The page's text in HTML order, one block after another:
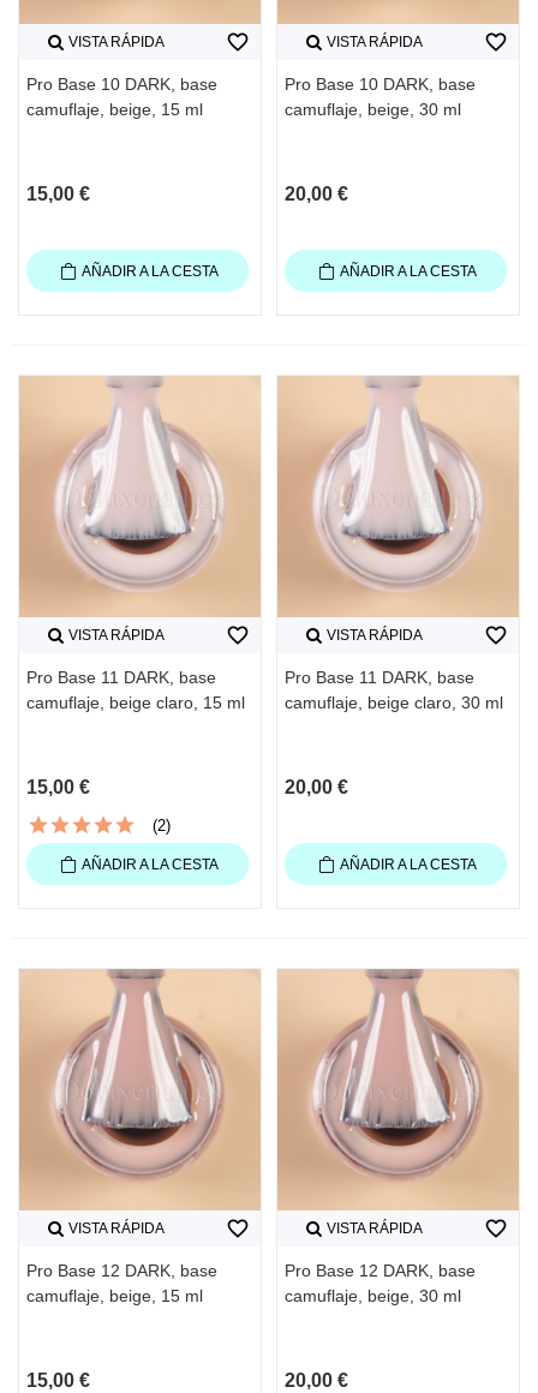
VISTA RÁPIDA
Pro Base 10 DARK, base
camuflaje, beige, 15 ml
15,00 €
favorite_border
AÑADIR A LA CESTA
VISTA RÁPIDA
Pro Base 10 DARK, base
camuflaje, beige, 30 ml
20,00 €
favorite_border
AÑADIR A LA CESTA
VISTA RÁPIDA
Pro Base 11 DARK, base
camuflaje, beige claro, 15 ml
15,00 €
(2)
favorite_border
AÑADIR A LA CESTA
VISTA RÁPIDA
Pro Base 11 DARK, base
camuflaje, beige claro, 30 ml
20,00 €
favorite_border
AÑADIR A LA CESTA
VISTA RÁPIDA
Pro Base 12 DARK, base
camuflaje, beige, 15 ml
15,00 €
favorite_border VISTA RÁPIDA
Pro Base 12 DARK, base
camuflaje, beige, 30 ml
20,00 €
favorite_border